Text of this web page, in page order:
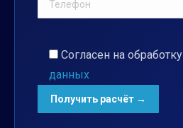
Согласен на обработку
данных